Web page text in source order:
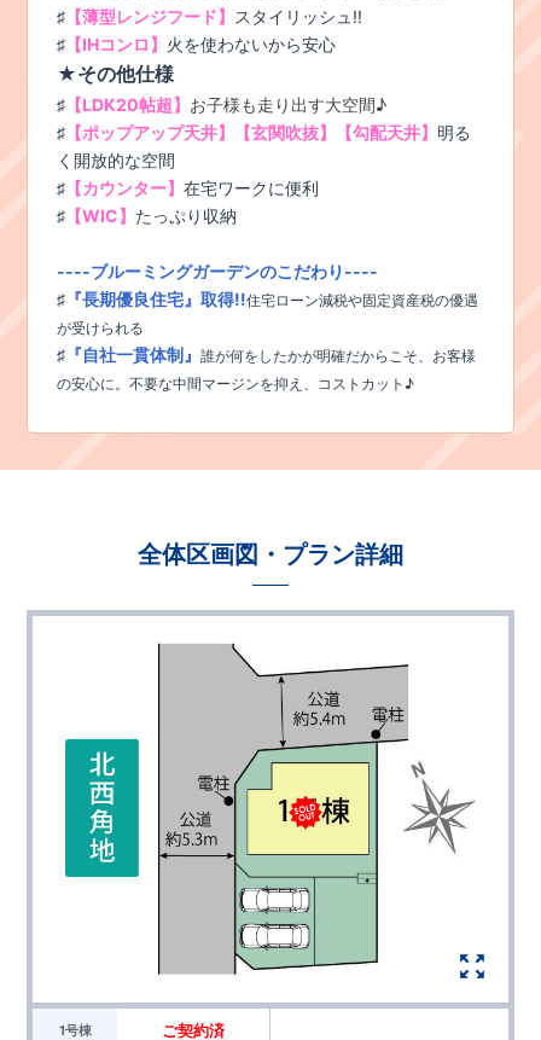
♯ 【薄型レンジフード】 スタイリッシュ!!
♯ 【IHコンロ】 火を使わないから安心
★その他仕様
♯ 【LDK20帖超】 お子様も走り出す大空間♪
♯ 【ポップアップ天井】【玄関吹抜】【勾配天井】 明る
く開放的な空間
♯ 【カウンター】在宅ワークに便利
♯ 【WIC】 たっぷり収納
----ブルーミングガーデンのこだわり----
♯ 『長期優良住宅』取得!!住宅ローン減税や固定資産税の優遇
が受けられる
♯ 『自社一貫体制』誰が何をしたかが明確だからこそ、お客様
の安心に。不要な中間マージンを抑え、コストカット♪
全体区画図・プラン詳細
1号棟 ご契約済